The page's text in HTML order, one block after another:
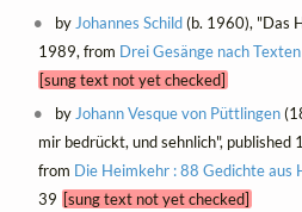
by Johannes Schild(b. 1960), "Das
1989, from Drei Gesänge nach
[sung text not yet checked]
by Johann Vesque von Püttlingen
mir bedrückt, und sehnlich", published
from Die Heimkehr : 88 Gedichte aus
39 [sung text not yet checked]